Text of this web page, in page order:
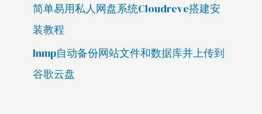
简单易用私人网盘系统Cloudreve搭建安
装教程
lnmp自动备份网站文件和数据库并上传到
谷歌云盘